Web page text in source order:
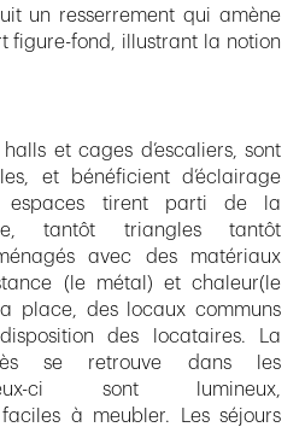
un resserrement qui amène
figure-fond, illustrant la notion
halls et cages d’escaliers, sont
et bénéficient d’éclairage
espaces tirent parti de la
tantôt triangles tantôt
avec des matériaux
(le métal) et chaleur(le
place, des locaux communs
des locataires. La
se retrouve dans les
ci sont lumineux,
à meubler. Les séjours